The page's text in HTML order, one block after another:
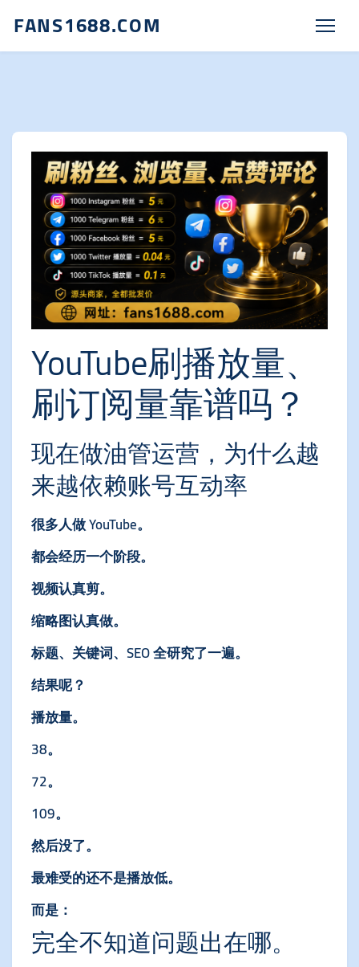
FANS1688.COM
YouTube刷播放量、
刷订阅量靠谱吗？
现在做油管运营，为什么越
来越依赖账号互动率
很多人做 YouTube。
都会经历一个阶段。
视频认真剪。
缩略图认真做。
标题、关键词、SEO 全研究了一遍。
结果呢？
播放量。
38。
72。
109。
然后没了。
最难受的还不是播放低。
而是：
完全不知道问题出在哪。